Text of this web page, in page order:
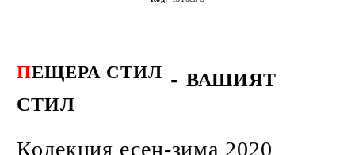
ПЕЩЕРА СТИЛ - ВАШИЯТ
СТИЛ
Колекция есен-зима 2020